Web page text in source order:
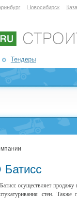
Новосибирск
Тендеры
осуществляет
стен. Также